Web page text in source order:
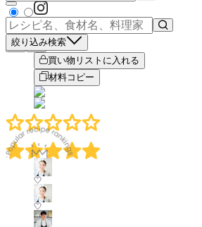
絞り込み検索
－
＋
買い物リストに入れる
材料コピー